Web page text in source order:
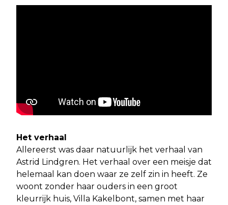
Het verhaal
Allereerst was daar natuurlijk het verhaal van
Astrid Lindgren. Het verhaal over een meisje dat
helemaal kan doen waar ze zelf zin in heeft. Ze
woont zonder haar ouders in een groot
kleurrijk huis, Villa Kakelbont, samen met haar